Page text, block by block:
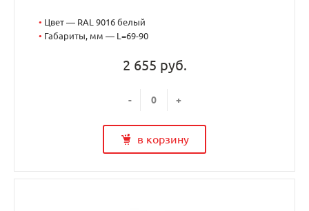
• Цвет — RAL 9016 белый
• Габариты, мм — L=69-90
2 655 руб.
- +
в корзину